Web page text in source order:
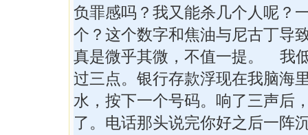
负罪感吗？我又能杀几个人呢？
个？这个数字和焦油与尼古丁导
真是微乎其微，不值一提。 我
过三点。银行存款浮现在我脑海
水，按下一个号码。响了三声后
了。电话那头说完你好之后一阵